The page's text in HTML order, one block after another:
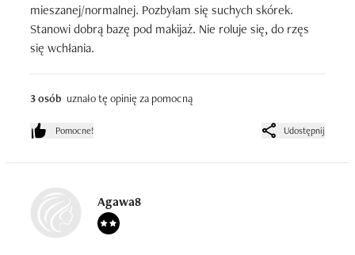
mieszanej/normalnej. Pozbyłam się suchych skórek.
Stanowi dobrą bazę pod makijaż. Nie roluje się, do rzęs
się wchłania.
3 osób uznało tę opinię za pomocną
Pomocne! Udostępnij
Agawa8